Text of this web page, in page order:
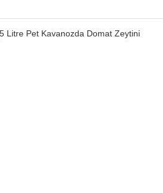
Litre Pet Kavanozda Domat Zeytini